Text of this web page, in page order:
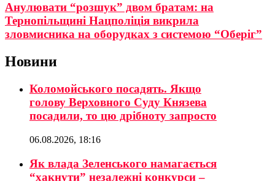
Анулювати “розшук” двом братам: на
Тернопільщині Нацполіція викрила
зловмисника на оборудках з системою “Оберіг”
Новини
Коломойського посадять. Якщо
голову Верховного Суду Князева
посадили, то цю дрібноту запросто
06.08.2026, 18:16
Як влада Зеленського намагається
“хакнути” незалежні конкурси –